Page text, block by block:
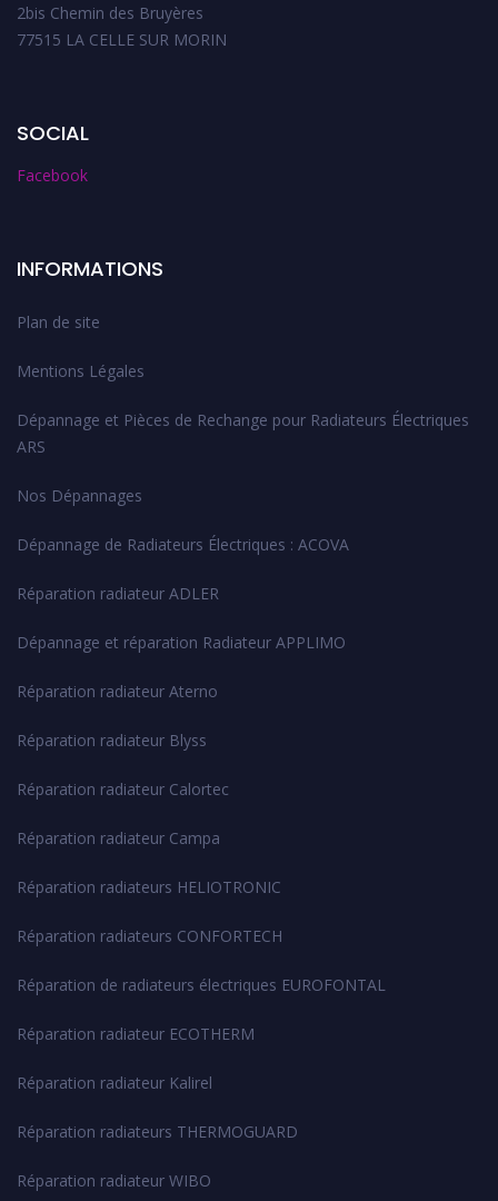
2bis Chemin des Bruyères
77515 LA CELLE SUR MORIN
SOCIAL
Facebook
INFORMATIONS
Plan de site
Mentions Légales
Dépannage et Pièces de Rechange pour Radiateurs Électriques
ARS
Nos Dépannages
Dépannage de Radiateurs Électriques : ACOVA
Réparation radiateur ADLER
Dépannage et réparation Radiateur APPLIMO
Réparation radiateur Aterno
Réparation radiateur Blyss
Réparation radiateur Calortec
Réparation radiateur Campa
Réparation radiateurs HELIOTRONIC
Réparation radiateurs CONFORTECH
Réparation de radiateurs électriques EUROFONTAL
Réparation radiateur ECOTHERM
Réparation radiateur Kalirel
Réparation radiateurs THERMOGUARD
Réparation radiateur WIBO